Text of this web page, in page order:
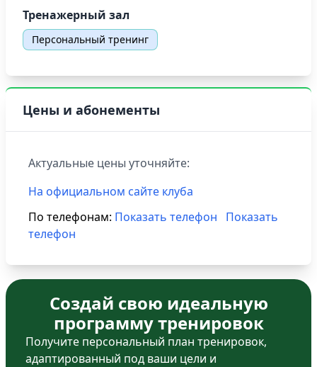
Тренажерный зал
Персональный тренинг
Цены и абонементы
Актуальные цены уточняйте:
На официальном сайте клуба
По телефонам: Показать телефон
Показать
телефон
Создай свою идеальную
программу тренировок
Получите персональный план тренировок,
адаптированный под ваши цели и